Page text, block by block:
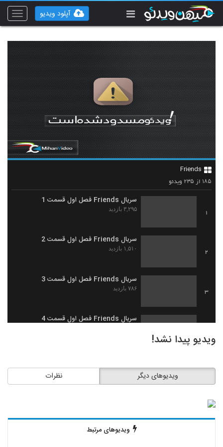
Toggle
آپلود ویدیو
Friends
۱۸۵ از ۲۳۵ ویدئو
1
سریال Friends فصل اول قسمت 1
۳,۲۹۵ بازدید
2
سریال Friends فصل اول قسمت 2
۱,۵۱۰ بازدید
3
سریال Friends فصل اول قسمت 3
۷۸۶ بازدید
سریال Friends فصل اول قسمت 4
۱,۲۶۹ بازدید
ویدیو پیدا نشد!
نظرات ویدیوهای دیگر
ویدیوهای مرتبط